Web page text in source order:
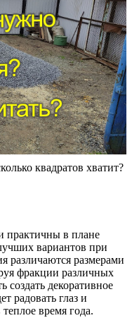
квадратов хватит?
практичны в плане
вариантов при
различаются размерами
фракции различных
создать декоративное
радовать глаз и
время года.